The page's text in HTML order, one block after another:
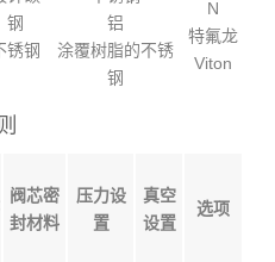
钢
锈钢
铝
涂覆树脂的不锈
钢
N
特氟龙
Viton
阀芯密
封材料
压力设
置
真空
设置
选项